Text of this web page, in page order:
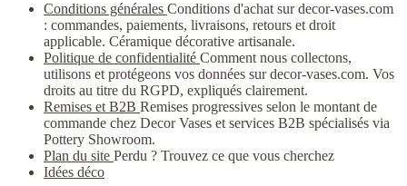
Conditions générales Conditions d'achat sur decor-vases.com
: commandes, paiements, livraisons, retours et droit
applicable. Céramique décorative artisanale.
Politique de confidentialité Comment nous collectons,
utilisons et protégeons vos données sur decor-vases.com. Vos
droits au titre du RGPD, expliqués clairement.
Remises et B2B Remises progressives selon le montant de
commande chez Decor Vases et services B2B spécialisés via
Pottery Showroom.
Plan du site Perdu ? Trouvez ce que vous cherchez
Idées déco